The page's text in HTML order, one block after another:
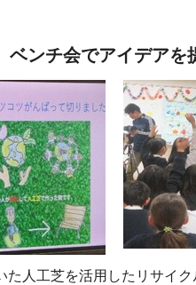
ンチ会でアイデアを
人工芝を活用したリサイ